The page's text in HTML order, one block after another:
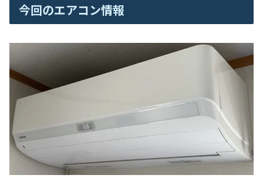
今回のエアコン情報